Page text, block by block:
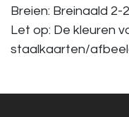
Breien: Breinaald 2-
Let op: De kleuren
staalkaarten/